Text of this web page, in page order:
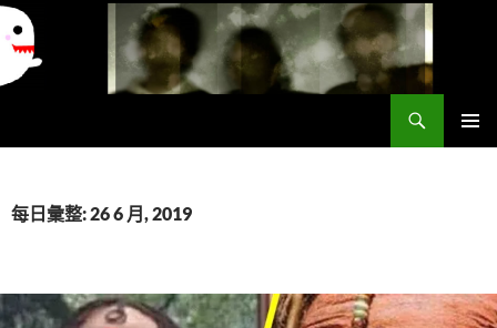
要
每日彙整: 26 6 月, 2019